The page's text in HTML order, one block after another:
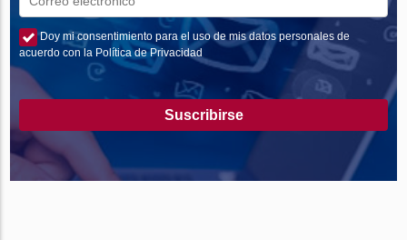
Doy mi consentimiento para el uso de mis datos personales de
acuerdo con la Política de Privacidad
Suscribirse